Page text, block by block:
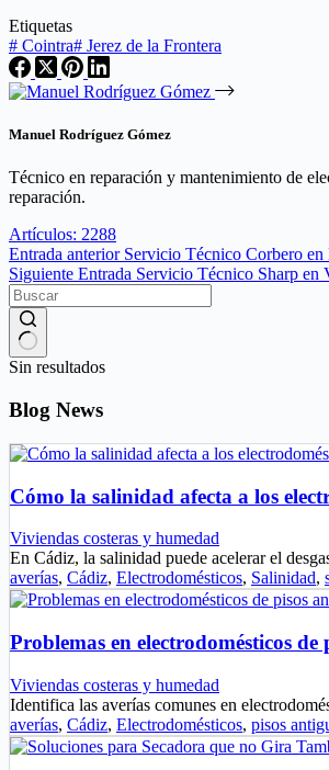
Etiquetas
# Cointra# Jerez de la Frontera
Manuel Rodríguez Gómez
Técnico en reparación y mantenimiento de
reparación.
Artículos: 2288
Entrada anterior Servicio Técnico Corbero
Siguiente Entrada Servicio Técnico Sharp en
Sin resultados
Blog News
Cómo la salinidad afecta a los
Viviendas costeras y humedad
En Cádiz, la salinidad puede acelerar el
averías, Cádiz, Electrodomésticos, Salinidad,
Problemas en electrodomésticos
Viviendas costeras y humedad
Identifica las averías comunes en
averías, Cádiz, Electrodomésticos, pisos